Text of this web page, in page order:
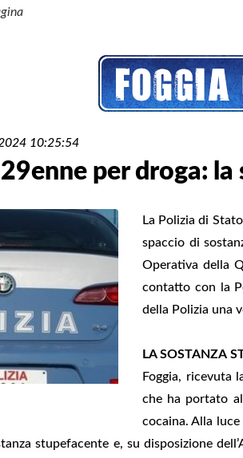
10:25:54
per droga:
La Polizia di
spaccio di
Operativa della
contatto con la
della Polizia una
LA SOSTANZA
Foggia, ricevuta
che ha portato
cocaina. Alla
stupefacente e, su disposizione